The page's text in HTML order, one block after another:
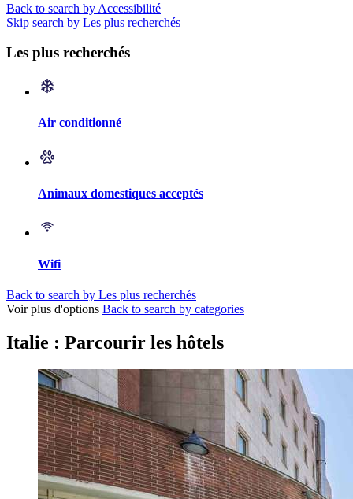
Back to search by Accessibilité
Skip search by Les plus recherchés
Les plus recherchés
Air conditionné
Animaux domestiques acceptés
Wifi
Back to search by Les plus recherchés
Voir plus d'options Back to search by categories
Italie : Parcourir les hôtels